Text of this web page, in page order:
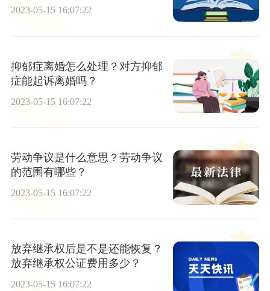
要从哪两个方面来判断？
2023-05-15 16:07:22
抑郁症离婚怎么处理？对方抑郁
症能起诉离婚吗？
2023-05-15 16:07:22
劳动争议是什么意思？劳动争议
的范围有哪些？
2023-05-15 16:07:22
放弃继承权后是不是还能恢复？
放弃继承权公证费用多少？
2023-05-15 16:07:22